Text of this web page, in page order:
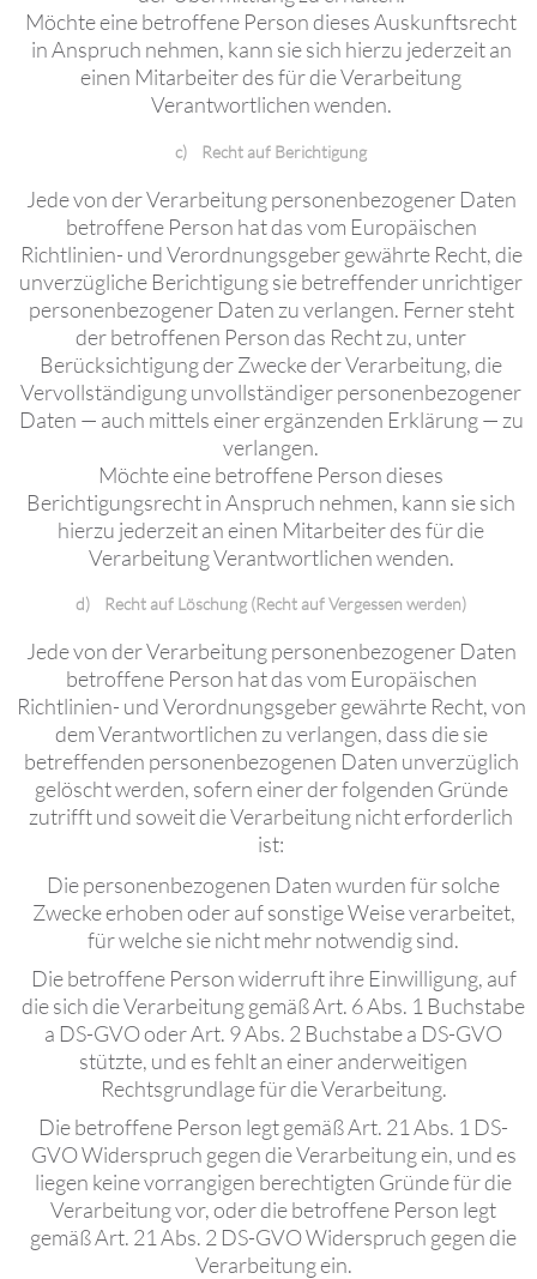
Möchte eine betroffene Person dieses Auskunftsrecht
in Anspruch nehmen, kann sie sich hierzu jederzeit an
einen Mitarbeiter des für die Verarbeitung
Verantwortlichen wenden.
c) Recht auf Berichtigung
Jede von der Verarbeitung personenbezogener Daten
betroffene Person hat das vom Europäischen
Richtlinien- und Verordnungsgeber gewährte Recht, die
unverzügliche Berichtigung sie betreffender unrichtiger
personenbezogener Daten zu verlangen. Ferner steht
der betroffenen Person das Recht zu, unter
Berücksichtigung der Zwecke der Verarbeitung, die
Vervollständigung unvollständiger personenbezogener
Daten — auch mittels einer ergänzenden Erklärung — zu
verlangen.
Möchte eine betroffene Person dieses
Berichtigungsrecht in Anspruch nehmen, kann sie sich
hierzu jederzeit an einen Mitarbeiter des für die
Verarbeitung Verantwortlichen wenden.
d) Recht auf Löschung (Recht auf Vergessen werden)
Jede von der Verarbeitung personenbezogener Daten
betroffene Person hat das vom Europäischen
Richtlinien- und Verordnungsgeber gewährte Recht, von
dem Verantwortlichen zu verlangen, dass die sie
betreffenden personenbezogenen Daten unverzüglich
gelöscht werden, sofern einer der folgenden Gründe
zutrifft und soweit die Verarbeitung nicht erforderlich
ist:
Die personenbezogenen Daten wurden für solche
Zwecke erhoben oder auf sonstige Weise verarbeitet,
für welche sie nicht mehr notwendig sind.
Die betroffene Person widerruft ihre Einwilligung, auf
die sich die Verarbeitung gemäß Art. 6 Abs. 1 Buchstabe
a DS-GVO oder Art. 9 Abs. 2 Buchstabe a DS-GVO
stützte, und es fehlt an einer anderweitigen
Rechtsgrundlage für die Verarbeitung.
Die betroffene Person legt gemäß Art. 21 Abs. 1 DS-
GVO Widerspruch gegen die Verarbeitung ein, und es
liegen keine vorrangigen berechtigten Gründe für die
Verarbeitung vor, oder die betroffene Person legt
gemäß Art. 21 Abs. 2 DS-GVO Widerspruch gegen die
Verarbeitung ein.